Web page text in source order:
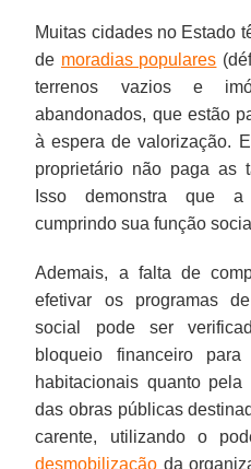
Muitas cidades no Estado
de moradias populares
terrenos vazios e
abandonados, que estão
à espera de valorização.
proprietário não paga as
Isso demonstra que
cumprindo sua função
Ademais, a falta de
efetivar os programas
social pode ser
bloqueio financeiro
habitacionais quanto
das obras públicas
carente, utilizando o
desmobilização da